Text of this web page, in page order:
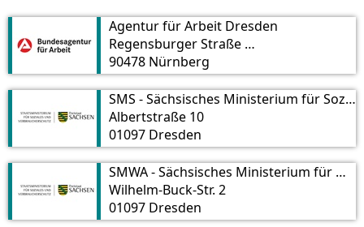
Agentur für Arbeit Dresden
Regensburger Straße 104
90478 Nürnberg
SMS - Sächsisches Ministerium für Soziales und Verbraucherschutz
Albertstraße 10
01097 Dresden
SMWA - Sächsisches Ministerium für Wirtschaft, Arbeit und Verkehr
Wilhelm-Buck-Str. 2
01097 Dresden